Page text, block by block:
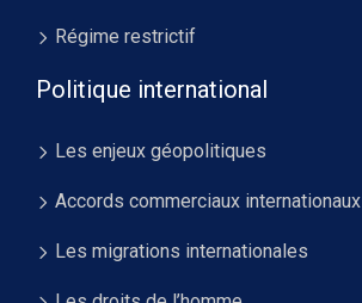
Régime restrictif
Politique international
Les enjeux géopolitiques
Accords commerciaux internationaux
Les migrations internationales